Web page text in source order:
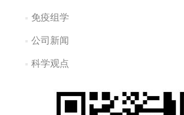
免疫组学
公司新闻
科学观点